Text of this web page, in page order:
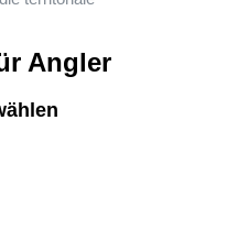
Angler